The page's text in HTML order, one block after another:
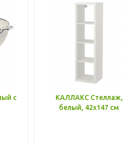
с
КАЛЛАКС Стеллаж,
белый, 42x147 см